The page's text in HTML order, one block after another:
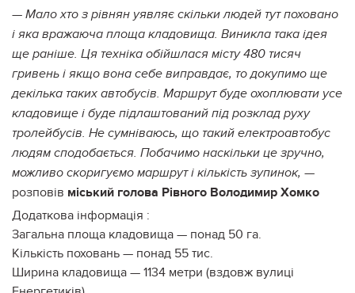
— Мало хто з рівнян уявляє скільки людей тут поховано
і яка вражаюча площа кладовища. Виникла така ідея
ще раніше. Ця техніка обійшлася місту 480 тисяч
гривень і якщо вона себе виправдає, то докупимо ще
декілька таких автобусів. Маршрут буде охоплювати усе
кладовище і буде підлаштований під розклад руху
тролейбусів. Не сумніваюсь, що такий електроавтобус
людям сподобається. Побачимо наскільки це зручно,
можливо скоригуємо маршрут і кількість зупинок, —
розповів міський голова Рівного Володимир Хомко
Додаткова інформація :
Загальна площа кладовища — понад 50 га.
Кількість поховань — понад 55 тис.
Ширина кладовища — 1134 метри (вздовж вулиці